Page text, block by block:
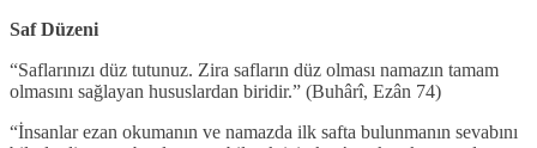
Saf Düzeni
“Saflarınızı düz tutunuz. Zira safların düz olması namazın tamam
olmasını sağlayan hususlardan biridir.” (Buhârî, Ezân 74)
“İnsanlar ezan okumanın ve namazda ilk safta bulunmanın sevabını